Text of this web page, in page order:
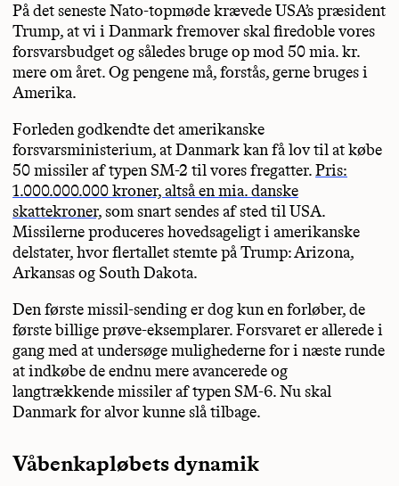
På det seneste Nato-topmøde krævede USA’s præsident
Trump, at vi i Danmark fremover skal firedoble vores
forsvarsbudget og således bruge op mod 50 mia. kr.
mere om året. Og pengene må, forstås, gerne bruges i
Amerika.
Forleden godkendte det amerikanske
forsvarsministerium, at Danmark kan få lov til at købe
50 missiler af typen SM-2 til vores fregatter.Pris:
1.000.000.000 kroner, altså en mia. danske
skattekroner,som snart sendes af sted til USA.
Missilerne produceres hovedsageligt i amerikanske
delstater, hvor flertallet stemte på Trump: Arizona,
Arkansas og South Dakota.
Den første missil-sending er dog kun en forløber, de
første billige prøve-eksemplarer. Forsvaret er allerede i
gang med at undersøge mulighederne for i næste runde
at indkøbe de endnu mere avancerede og
langtrækkende missiler af typen SM-6. Nu skal
Danmark for alvor kunne slå tilbage.
Våbenkapløbets dynamik